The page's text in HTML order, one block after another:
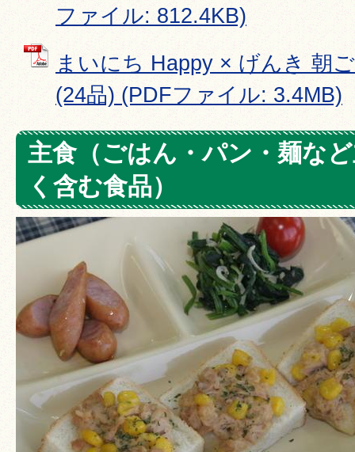
ファイル: 812.4KB)
まいにち Happy × げんき 朝
(24品) (PDFファイル: 3.4MB)
主食（ごはん・パン・麺な
く含む食品）